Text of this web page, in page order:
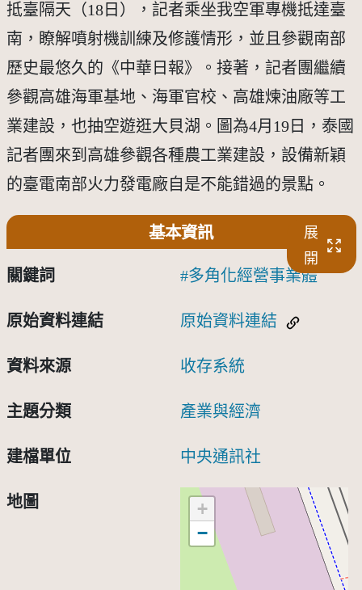
抵臺隔天（18日），記者乘坐我空軍專機抵達臺
南，瞭解噴射機訓練及修護情形，並且參觀南部
歷史最悠久的《中華日報》。接著，記者團繼續
參觀高雄海軍基地、海軍官校、高雄煉油廠等工
業建設，也抽空遊逛大貝湖。圖為4月19日，泰國
記者團來到高雄參觀各種農工業建設，設備新穎
的臺電南部火力發電廠自是不能錯過的景點。
基本資訊
展
開
關鍵詞 多角化經營事業體
原始資料連結 原始資料連結
資料來源 收存系統
主題分類 產業與經濟
建檔單位 中央通訊社
地圖
+
−